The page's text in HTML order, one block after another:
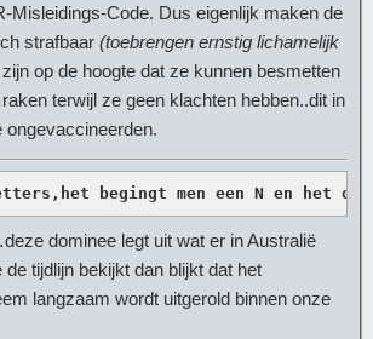
Misleidings-Code. Dus eigenlijk maken de
strafbaar (toebrengen ernstig lichamelijk
op de hoogte dat ze kunnen besmetten
terwijl ze geen klachten hebben..dit in
ongevaccineerden.
begingt men een N en het
dominee legt uit wat er in Australië
de tijdlijn bekijkt dan blijkt dat het
langzaam wordt uitgerold binnen onze